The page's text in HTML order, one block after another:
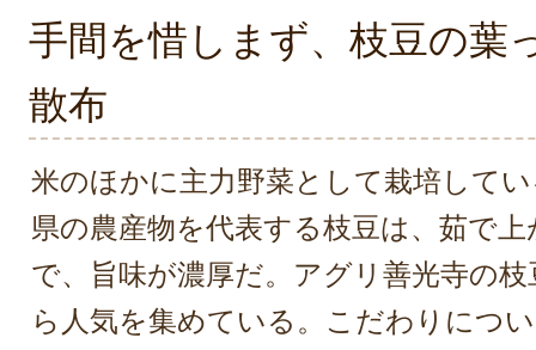
手間を惜しまず、枝豆の葉
散布
米のほかに主力野菜として栽培して
県の農産物を代表する枝豆は、茹で
で、旨味が濃厚だ。アグリ善光寺の
ら人気を集めている。こだわりにつ